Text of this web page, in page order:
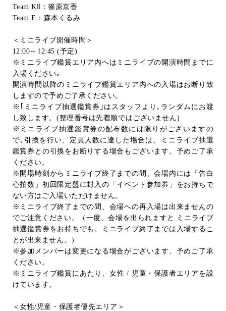
Team KⅡ
：篠原京香
Team E ：森本くるみ
＜ミニライブ開催時間＞
12:00 ～ 12:45 (予定)
※ミニライブ鑑賞エリア内へはミニライブの開演時間までに
入場ください｡
開演時間以降のミニライブ鑑賞エリア内への入場はお断り致
しますので予めご了承ください。
※｢ミニライブ抽選鑑賞券｣はスタッフより､ランダムにお渡
し致します。 (整理番号は先着順ではございません)
※ミニライブ抽選鑑賞券の配布数には限りがございますの
で､引換を行い、定員人数に達した場合は、ミニライブ抽選
鑑賞券との引換をお断りする場合もございます。予めご了承
ください。
※開場時刻からミニライブ終了までの間、会場内には「告白
心拍数」初回限定盤に封入の「イベント参加券」をお持ちで
ない方はご入場いただけません。
※ミニライブ終了までの間、会場への再入場は出来ませんの
でご注意ください。（一度、会場を出られますと ミニライブ
抽選鑑賞券をお持ちでも、ミニライブ終了までは入場するこ
とが出来ません。）
※参加メンバーは変更になる場合がございます。予めご了承
ください。
※ミニライブ鑑賞にあたり、女性 / 児童・保護者エリアを設
けています。
＜女性/ 児童・保護者優先エリア＞